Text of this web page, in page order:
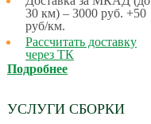
30 км) – 3000 руб. +50
руб/км.
Рассчитать доставку
через ТК
Подробнее
УСЛУГИ СБОРКИ